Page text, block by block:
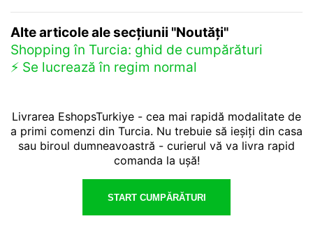
Alte articole ale secțiunii "Noutăți"
Shopping în Turcia: ghid de cumpărături
⚡️ Se lucrează în regim normal
Livrarea EshopsTurkiye - cea mai rapidă modalitate de
a primi comenzi din Turcia. Nu trebuie să ieșiți din casa
sau biroul dumneavoastră - curierul vă va livra rapid
comanda la ușă!
START CUMPĂRĂTURI